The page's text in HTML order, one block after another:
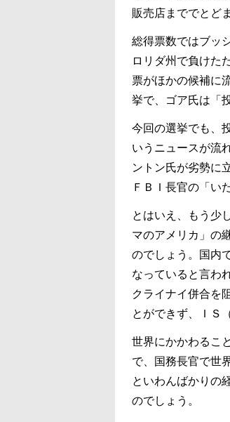
販売店まででとど
総得票数ではブッ
ロリダ州で負けた
票がほかの候補に
挙で、ゴア氏は「
今回の選挙でも、
いうニュースが流
ントン氏が劣勢に
ＦＢＩ長官の「い
とはいえ、もう少
マのアメリカ」の
のでしょう。国内
なっていると言わ
クライナイ併合を
とができず、ＩＳ
世界にかかわるこ
で、国務長官で世
といわんばかりの
のでしょう。